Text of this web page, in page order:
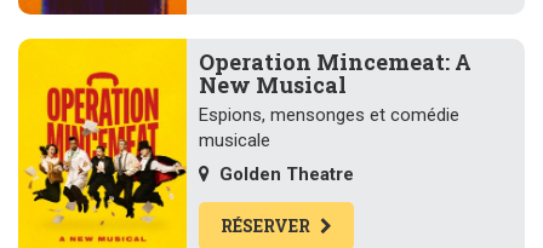
Operation Mincemeat: A
New Musical
Espions, mensonges et comédie
musicale
Golden Theatre
RÉSERVER